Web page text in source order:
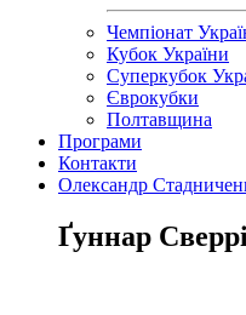
Чемпіонат
Кубок України
Суперкубок
Єврокубки
Полтавщина
Програми
Контакти
Олександр
Ґуннар